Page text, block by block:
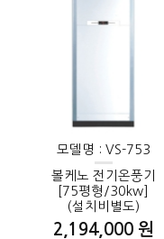
모델명 : VS-753
볼케노 전기온풍기
[75평형/30kw]
(설치비별도)
2,194,000 원